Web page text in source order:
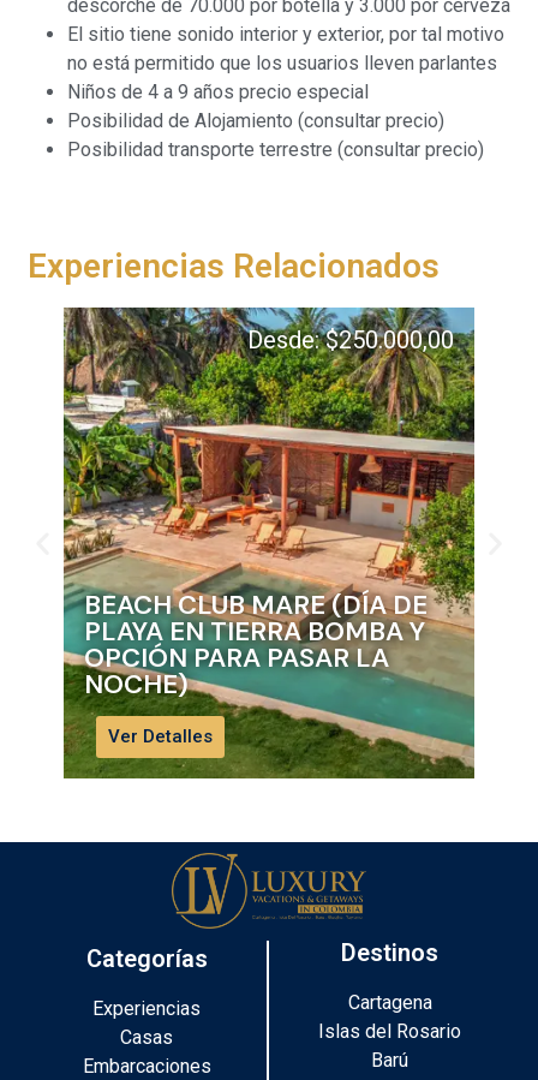
descorche de 70.000 por botella y 3.000 por cerveza
El sitio tiene sonido interior y exterior, por tal motivo
no está permitido que los usuarios lleven parlantes
Niños de 4 a 9 años precio especial
Posibilidad de Alojamiento (consultar precio)
Posibilidad transporte terrestre (consultar precio)
Experiencias Relacionados
Desde:$250.000,00
BEACH CLUB MARE (DÍA DE
PLAYA EN TIERRA BOMBA Y
OPCIÓN PARA PASAR LA
NOCHE)
Ver Detalles
Categorías
Experiencias
Casas
Embarcaciones
Destinos
Cartagena
Islas del Rosario
Barú